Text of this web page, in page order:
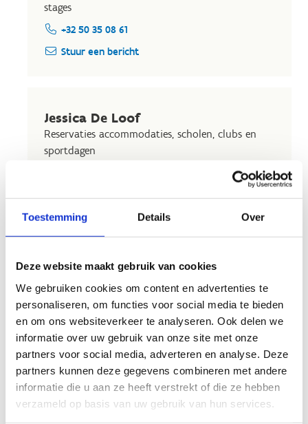
Toestemming Details Over
Deze website maakt gebruik van cookies
We gebruiken cookies om content en advertenties te
personaliseren, om functies voor social media te bieden
en om ons websiteverkeer te analyseren. Ook delen we
informatie over uw gebruik van onze site met onze
partners voor social media, adverteren en analyse. Deze
partners kunnen deze gegevens combineren met andere
informatie die u aan ze heeft verstrekt of die ze hebben
verzameld op basis van uw gebruik van hun services.
stages
+32 50 35 08 61
Stuur een bericht
Jessica De Loof
Reservaties accommodaties, scholen, clubs en
sportdagen
Lucia Surmont
+32 50 35 08 61
Stuur een bericht
Diane Ricquier
Sportprogramma's sportklassen, -kampen en -
dagen